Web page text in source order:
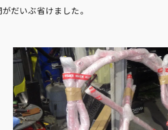
だいぶ省けました。